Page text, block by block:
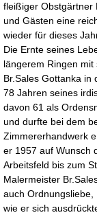
fleißiger Obstgärtner
und Gästen eine
wieder für dieses
Die Ernte seines
längerem Ringen
Br.Sales Gottanka in
78 Jahren seines
davon 61 als
und durfte bei dem
Zimmererhandwerk
er 1957 auf Wunsch
Arbeitsfeld bis zum
Malermeister
auch Ordnungsliebe,
wie er sich